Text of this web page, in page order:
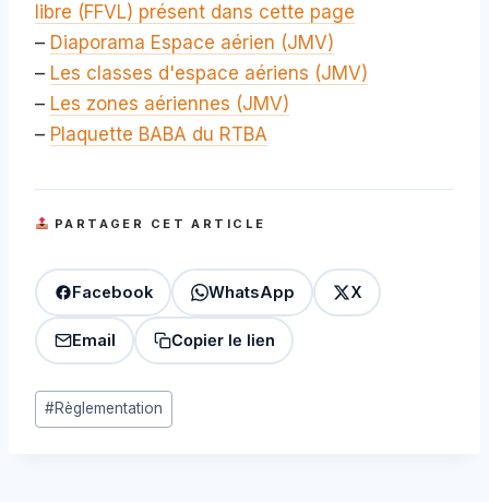
libre (FFVL) présent dans cette page
– Diaporama Espace aérien (JMV)
– Les classes d'espace aériens (JMV)
– Les zones aériennes (JMV)
– Plaquette BABA du RTBA
PARTAGER CET ARTICLE
Facebook WhatsApp X
Email Copier le lien
Étiquettes
de
#Règlementation